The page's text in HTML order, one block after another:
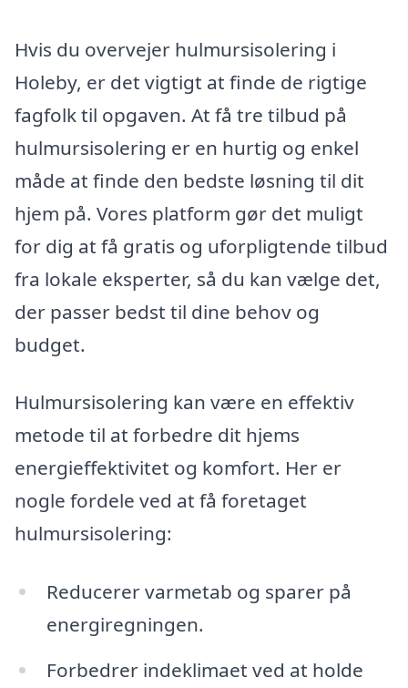
Hvis du overvejer hulmursisolering i
Holeby, er det vigtigt at finde de rigtige
fagfolk til opgaven. At få tre tilbud på
hulmursisolering er en hurtig og enkel
måde at finde den bedste løsning til dit
hjem på. Vores platform gør det muligt
for dig at få gratis og uforpligtende tilbud
fra lokale eksperter, så du kan vælge det,
der passer bedst til dine behov og
budget.
Hulmursisolering kan være en effektiv
metode til at forbedre dit hjems
energieffektivitet og komfort. Her er
nogle fordele ved at få foretaget
hulmursisolering:
Reducerer varmetab og sparer på
energiregningen.
Forbedrer indeklimaet ved at holde